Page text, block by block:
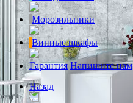
Морозильники
Винные шкафы
Гарантия Напишите нам
Назад